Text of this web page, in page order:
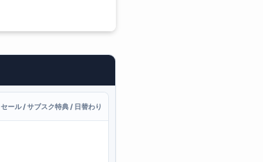
セール / サブスク特典 / 日替わり